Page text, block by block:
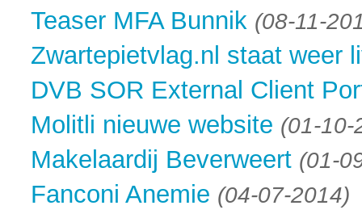
Teaser MFA Bunnik (08-11-
Zwartepietvlag.nl staat weer
DVB SOR External Client
Molitli nieuwe website (01-10-
Makelaardij Beverweert (01-
Fanconi Anemie (04-07-2014)